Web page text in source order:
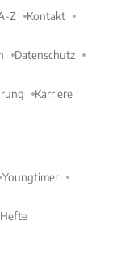
Z Kontakt
Datenschutz
Karriere
Youngtimer